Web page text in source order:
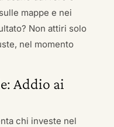
mappe e nei
Non attiri solo
nel momento
Addio ai
chi investe nel